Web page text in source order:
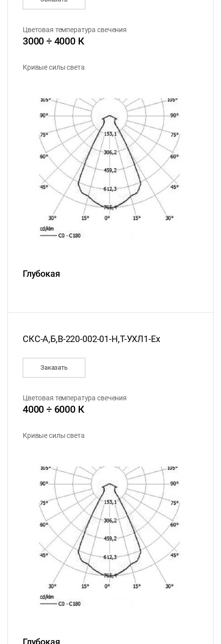
Цветовая температура свечения
3000 ÷ 4000 К
Кривые силы света
Глубокая
СКС-А,Б,В-220-002-01-Н,Т-УХЛ1-Ех
Заказать
Цветовая температура свечения
4000 ÷ 6000 К
Кривые силы света